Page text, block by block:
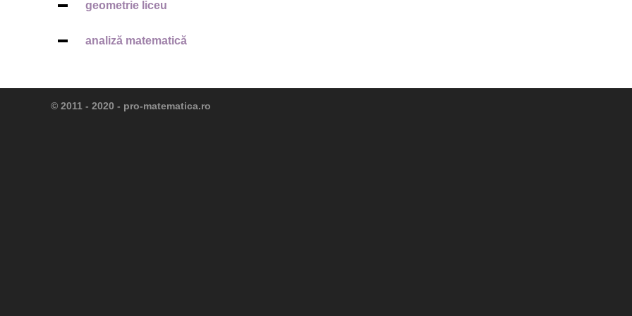
geometrie liceu
analiză matematică
© 2011 - 2020 - pro-matematica.ro